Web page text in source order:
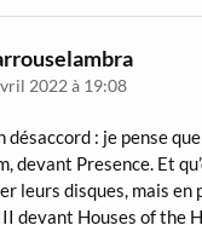
2022 à 19:08
désaccord : je pense
devant Presence. Et
leurs disques, mais
devant Houses of the